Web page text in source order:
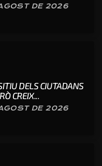
DE 2026
DELS CIUTADANS
CREIX...
DE 2026